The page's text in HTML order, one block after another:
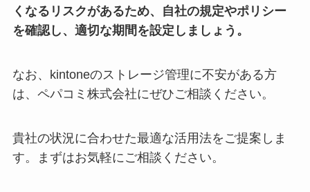
くなるリスクがあるため、自社の規定やポリシー
を確認し、適切な期間を設定しましょう。
なお、kintoneのストレージ管理に不安がある方
は、ペパコミ株式会社にぜひご相談ください。
貴社の状況に合わせた最適な活用法をご提案しま
す。まずはお気軽にご相談ください。